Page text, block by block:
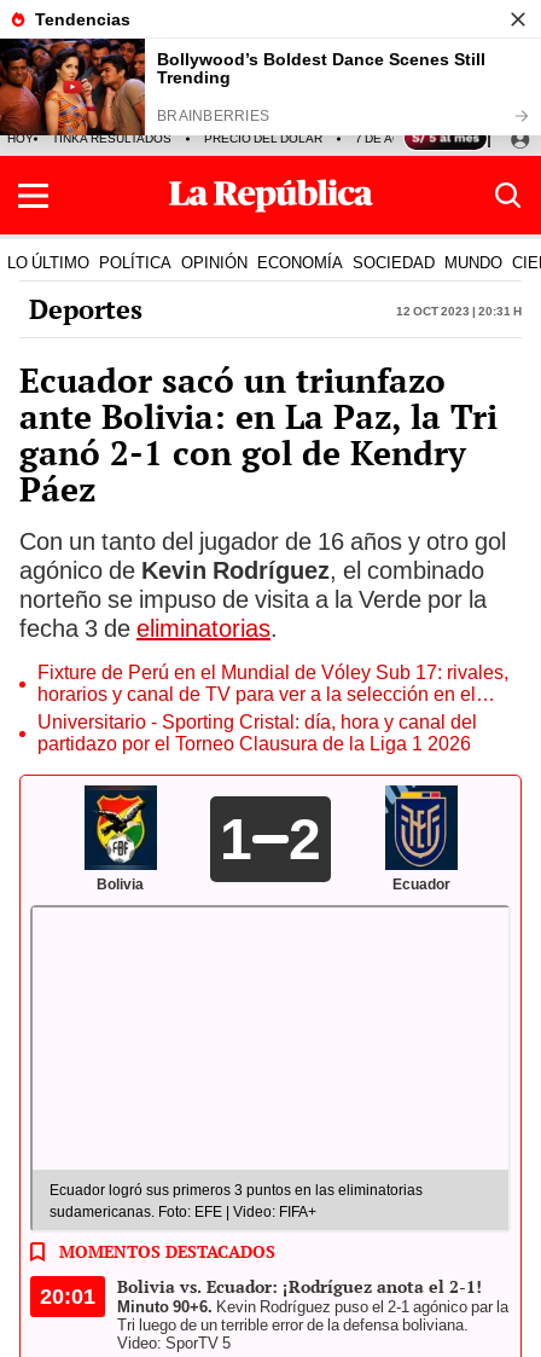
HOY TINKA RESULTADOS PRECIO DEL DÓLAR 7 DE AGOSTO OLLANTA
LO ÚLTIMO POLÍTICA OPINIÓN ECONOMÍA SOCIEDAD MUNDO
Deportes 12 Oct 2023 | 20:31 h
Ecuador sacó un triunfazo
ante Bolivia: en La Paz, la Tri
ganó 2-1 con gol de Kendry
Páez
Con un tanto del jugador de 16 años y otro gol
agónico de Kevin Rodríguez, el combinado
norteño se impuso de visita a la Verde por la
fecha 3 de eliminatorias.
Fixture de Perú en el Mundial de Vóley Sub 17: rivales,
horarios y canal de TV para ver a la selección en el
torneo
Universitario - Sporting Cristal: día, hora y canal del
partidazo por el Torneo Clausura de la Liga 1 2026
Bolivia
1 2
Ecuador
Ecuador logró sus primeros 3 puntos en las eliminatorias
sudamericanas. Foto: EFE | Video: FIFA+
MOMENTOS DESTACADOS
20:01 Bolivia vs. Ecuador: ¡Rodríguez anota el 2-1!
Minuto 90+6. Kevin Rodríguez puso el 2-1 agónico par la
Tri luego de un terrible error de la defensa boliviana.
Video: SporTV 5